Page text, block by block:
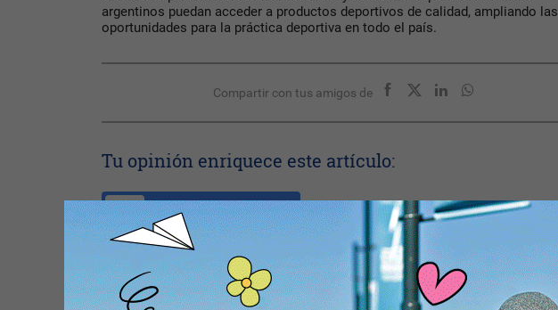
argentinos puedan acceder a productos deportivos de calidad, ampliando las
oportunidades para la práctica deportiva en todo el país.
Compartir con tus amigos de
Tu opinión enriquece este artículo:
Ingresar con Google